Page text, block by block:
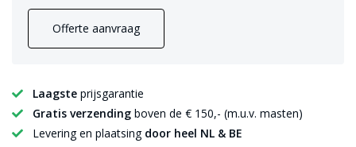
Offerte aanvraag
Laagste prijsgarantie
Gratis verzending boven de € 150,- (m.u.v. masten)
Levering en plaatsing door heel NL & BE